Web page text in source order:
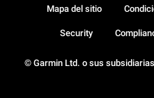
© Garmin Ltd. o sus
Mapa del sitio
Security